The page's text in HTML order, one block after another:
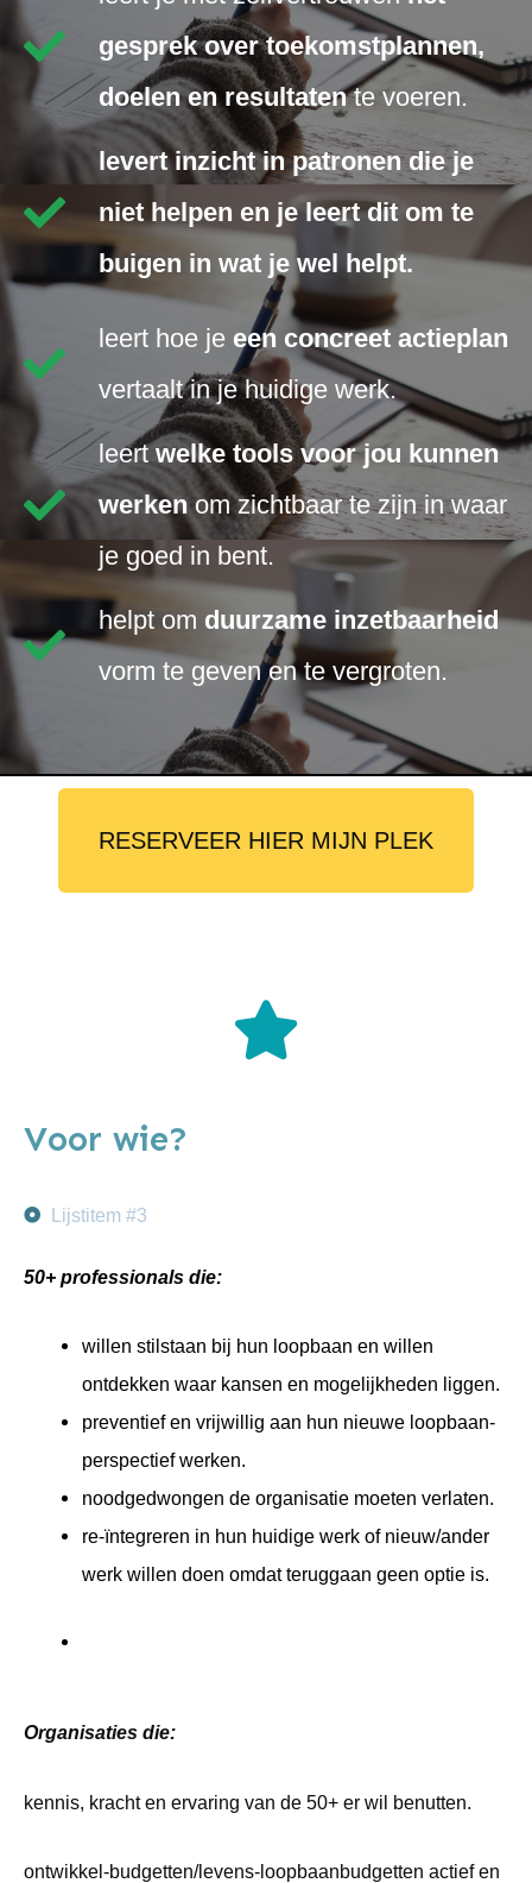
gesprek over toekomstplannen,
doelen en resultatente voeren.
levert inzicht in patronen die je
niet helpen en je leert dit om te
buigen in wat je wel helpt.
leert hoe je een concreet actieplan
vertaalt in je huidige werk.
leertwelke tools voor jou kunnen
werkenom zichtbaar te zijn in waar
je goed in bent.
helpt om duurzame inzetbaarheid
vorm te geven en te vergroten.
RESERVEER HIER MIJN PLEK
Voor wie?
Lijstitem #3
50+ professionals die:
willen stilstaan bij hun loopbaan en willen
ontdekken waar kansen en mogelijkheden liggen.
preventief en vrijwillig aan hun nieuwe loopbaan-
perspectief werken.
noodgedwongen de organisatie moeten verlaten.
re-ïntegreren in hun huidige werk of nieuw/ander
werk willen doen omdat teruggaan geen optie is.
Organisaties die:
kennis, kracht en ervaring van de 50+ er wil benutten.
ontwikkel-budgetten/levens-loopbaanbudgetten actief en